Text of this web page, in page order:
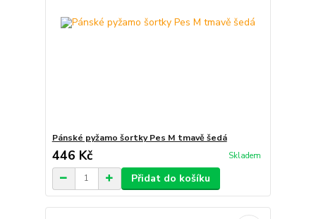
Pánské pyžamo šortky Pes M tmavě šedá
446 Kč Skladem
Přidat do košíku